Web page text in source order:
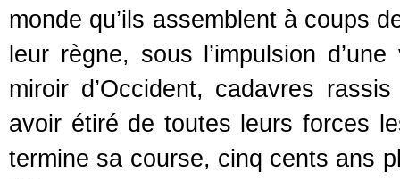
monde qu’ils assemblent à coups
leur règne, sous l’impulsion
miroir d’Occident, cadavres
avoir étiré de toutes leurs forces
termine sa course, cinq cents ans